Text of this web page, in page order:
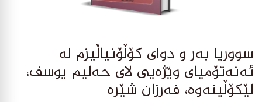
سووریا بەر و دوای کۆڵۆنیاڵیزم لە
ئەنەتۆمیای وێژەیی لای حەلیم یوسف،
لێکۆڵینەوە، فەرزان شێرە